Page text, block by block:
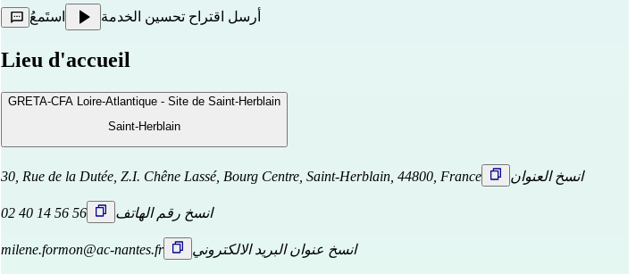
أرسل اقتراح تحسين الخدمة استَمعُ
Lieu d'accueil
GRETA-CFA Loire-Atlantique - Site de Saint-Herblain
Saint-Herblain
30, Rue de la Dutée, Z.I. Chêne Lassé, Bourg Centre, Saint-Herblain, 44800, France انسخ العنوان
02 40 14 56 56 انسخ رقم الهاتف
milene.formon@ac-nantes.fr انسخ عنوان البريد الالكتروني